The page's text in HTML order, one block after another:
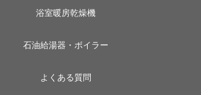
浴室暖房乾燥機
石油給湯器・ボイラー
よくある質問